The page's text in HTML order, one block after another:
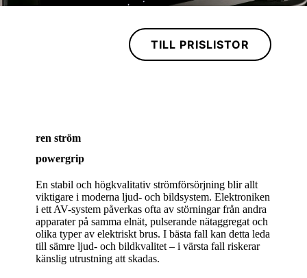
ren ström
powergrip
En stabil och högkvalitativ strömförsörjning blir allt
viktigare i moderna ljud- och bildsystem. Elektroniken
i ett AV-system påverkas ofta av störningar från andra
apparater på samma elnät, pulserande nätaggregat och
olika typer av elektriskt brus. I bästa fall kan detta leda
till sämre ljud- och bildkvalitet – i värsta fall riskerar
känslig utrustning att skadas.
TILL PRISLISTOR